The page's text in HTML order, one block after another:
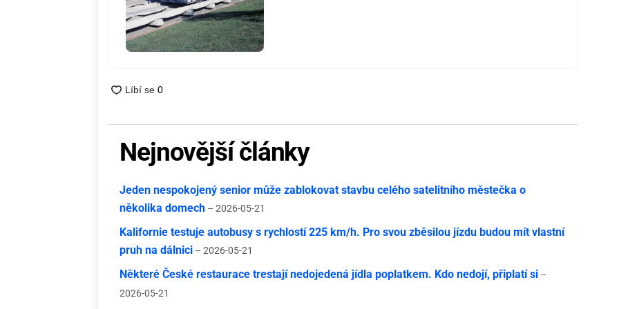
Nejnovější články
Jeden nespokojený senior může zablokovat stavbu celého satelitního městečka o
několika domech – 2026-05-21
Kalifornie testuje autobusy s rychlostí 225 km/h. Pro svou zběsilou jízdu budou mít vlastní
pruh na dálnici – 2026-05-21
Některé České restaurace trestají nedojedená jídla poplatkem. Kdo nedojí, připlatí si –
2026-05-21